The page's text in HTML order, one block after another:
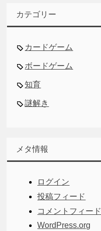
カテゴリー
カードゲーム
ボードゲーム
知育
謎解き
メタ情報
ログイン
投稿フィード
コメントフィード
WordPress.org